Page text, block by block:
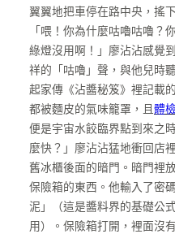
翼翼地把車停在路中央，搖
「喂！你為什麼咕嚕咕嚕？
綠燈沒用啊！」廖沾沾感覺
祥的「咕嚕」聲，與他兒時
起家傳《沾醬秘笈》裡記載
都被麵皮的氣味籠罩，且 體
便是宇宙水餃臨界點到來之
麼快？」廖沾沾猛地衝回店
舊冰櫃後面的暗門。暗門裡
保險箱的東西。他輸入了密
泥」（這是醬料界的基礎公
用）。保險箱打開，裡面沒